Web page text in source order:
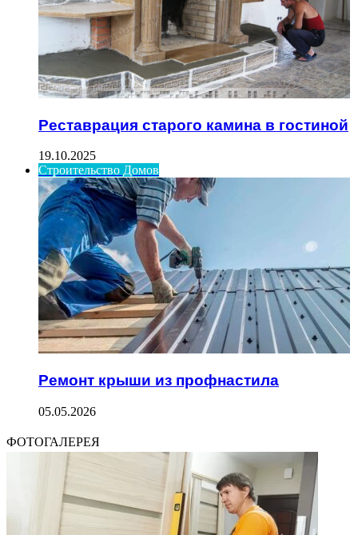
Реставрация старого камина в гостиной
19.10.2025
Строительство Домов
Ремонт крыши из профнастила
05.05.2026
ФОТОГАЛЕРЕЯ